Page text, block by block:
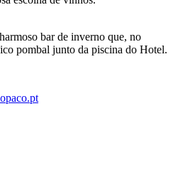
bar de inverno que, no
pombal junto da piscina do Hotel.